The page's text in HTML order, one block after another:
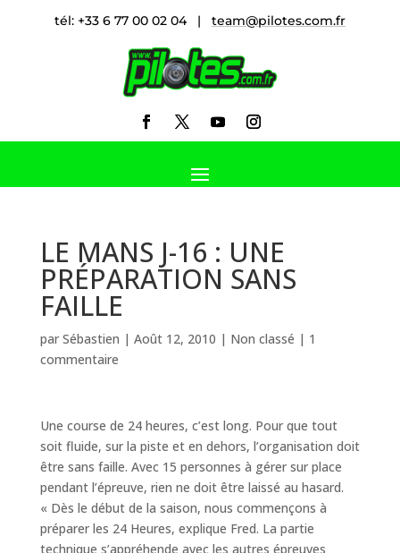
tél: +33 6 77 00 02 04 | team@pilotes.com.fr
LE MANS J-16 : UNE
PRÉPARATION SANS
FAILLE
par Sébastien | Août 12, 2010 | Non classé | 1
commentaire
Une course de 24 heures, c’est long. Pour que tout
soit fluide, sur la piste et en dehors, l’organisation doit
être sans faille. Avec 15 personnes à gérer sur place
pendant l’épreuve, rien ne doit être laissé au hasard.
« Dès le début de la saison, nous commençons à
préparer les 24 Heures, explique Fred. La partie
technique s’appréhende avec les autres épreuves